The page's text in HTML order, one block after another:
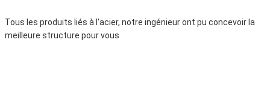
Tous les produits liés à l'acier, notre ingénieur ont pu concevoir la
meilleure structure pour vous